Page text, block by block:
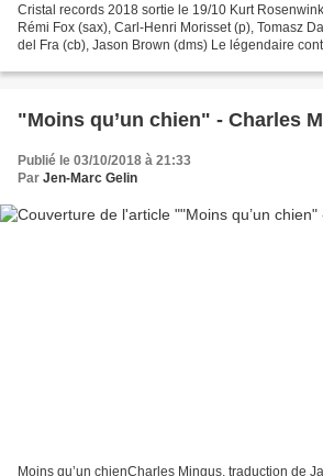
Cristal records 2018 sortie le 19/10 Kurt
Rémi Fox (sax), Carl-Henri Morisset (p), Tomasz
del Fra (cb), Jason Brown (dms) Le légendaire
"Moins qu’un chien" - Charles
Publié le 03/10/2018 à 21:33
Par Jen-Marc Gelin
Moins qu’un chienCharles Mingus, traduction de